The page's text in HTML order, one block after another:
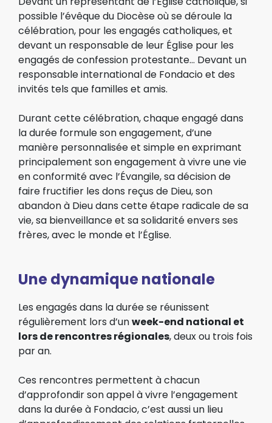
possible l’évêque du Diocèse où se déroule la
célébration, pour les engagés catholiques, et
devant un responsable de leur Église pour les
engagés de confession protestante… Devant un
responsable international de Fondacio et des
invités tels que familles et amis.
Durant cette célébration, chaque engagé dans
la durée formule son engagement, d’une
manière personnalisée et simple en exprimant
principalement son engagement à vivre une vie
en conformité avec l’Évangile, sa décision de
faire fructifier les dons reçus de Dieu, son
abandon à Dieu dans cette étape radicale de sa
vie, sa bienveillance et sa solidarité envers ses
frères, avec le monde et l’Église.
Une dynamique nationale
Les engagés dans la durée se réunissent
régulièrement lors d’unweek-end national et
lors de rencontres régionales, deux ou trois fois
par an.
Ces rencontres permettent à chacun
d’approfondir son appel à vivre l’engagement
dans la durée à Fondacio, c’est aussi un lieu